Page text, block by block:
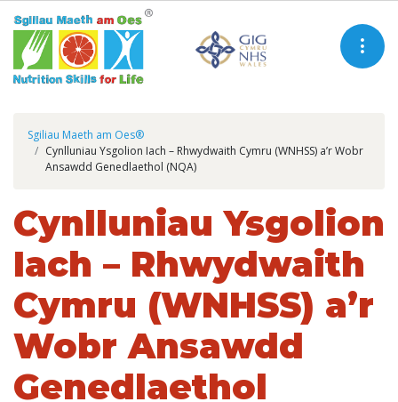
Sgiliau Maeth am Oes®
Cynlluniau Ysgolion Iach – Rhwydwaith Cymru (WNHSS) a’r Wobr
Ansawdd Genedlaethol (NQA)
Cynlluniau Ysgolion
Iach – Rhwydwaith
Cymru (WNHSS) a’r
Wobr Ansawdd
Genedlaethol